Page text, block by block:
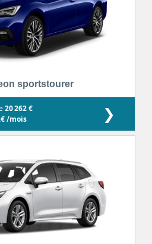
sportstourer
20 262 €
/mois ❯